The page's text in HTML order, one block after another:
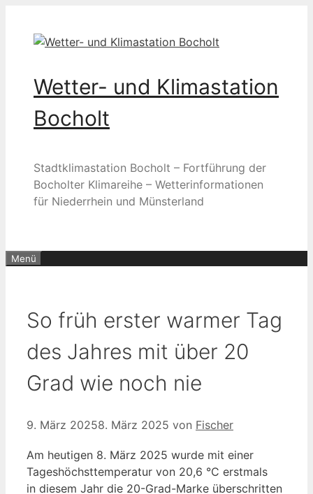
springen
Wetter- und Klimastation
Bocholt
Stadtklimastation Bocholt – Fortführung der
Bocholter Klimareihe – Wetterinformationen
für Niederrhein und Münsterland
Menü
So früh erster warmer Tag
des Jahres mit über 20
Grad wie noch nie
9. März 20258. März 2025 von Fischer
Am heutigen 8. März 2025 wurde mit einer
Tageshöchsttemperatur von 20,6 °C erstmals
in diesem Jahr die 20-Grad-Marke überschritten